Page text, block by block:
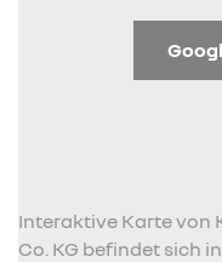
Interaktive Karte von
Co. KG befindet sich